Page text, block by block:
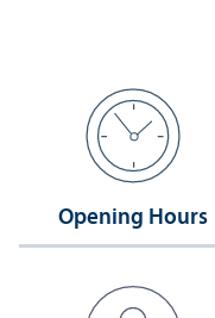
Opening Hours